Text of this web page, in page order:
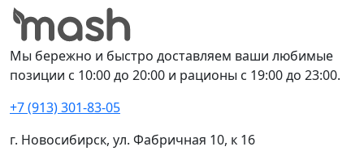
Мы бережно и быстро доставляем ваши любимые
позиции с 10:00 до 20:00 и рационы с 19:00 до 23:00.
+7 (913) 301-83-05
г. Новосибирск, ул. Фабричная 10, к 16